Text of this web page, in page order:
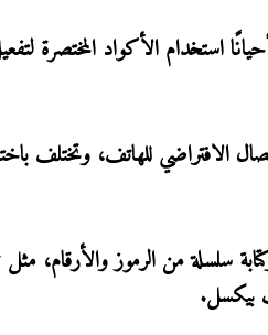
استخدام الأكواد المختصرة
الافتراضي للهاتف، وتختلف
بيكسل.